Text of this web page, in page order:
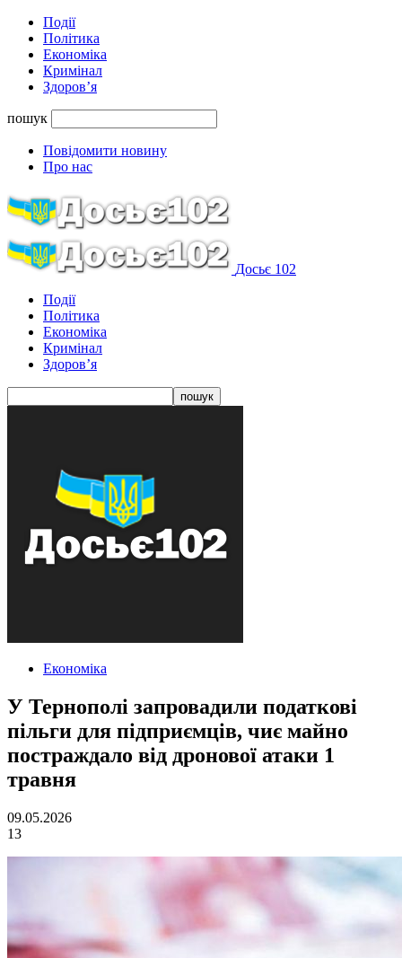
Події
Політика
Економіка
Кримінал
Здоров’я
пошук
Повідомити новину
Про нас
Досьє 102
Події
Політика
Економіка
Кримінал
Здоров’я
Економіка
У Тернополі запровадили податкові
пільги для підприємців, чиє майно
постраждало від дронової атаки 1
травня
09.05.2026
13